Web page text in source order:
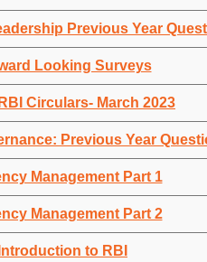
Previous Year
Looking Surveys
Circulars- March 2023
Previous Year
Management Part 1
Management Part 2
Introduction to RBI